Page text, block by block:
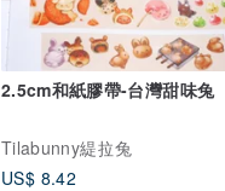
2.5cm和紙膠帶-台灣甜味兔
Tilabunny緹拉兔
US$ 8.42